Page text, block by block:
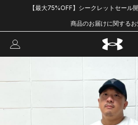
【最大75%OFF】シークレットセール
商品のお届けに関する